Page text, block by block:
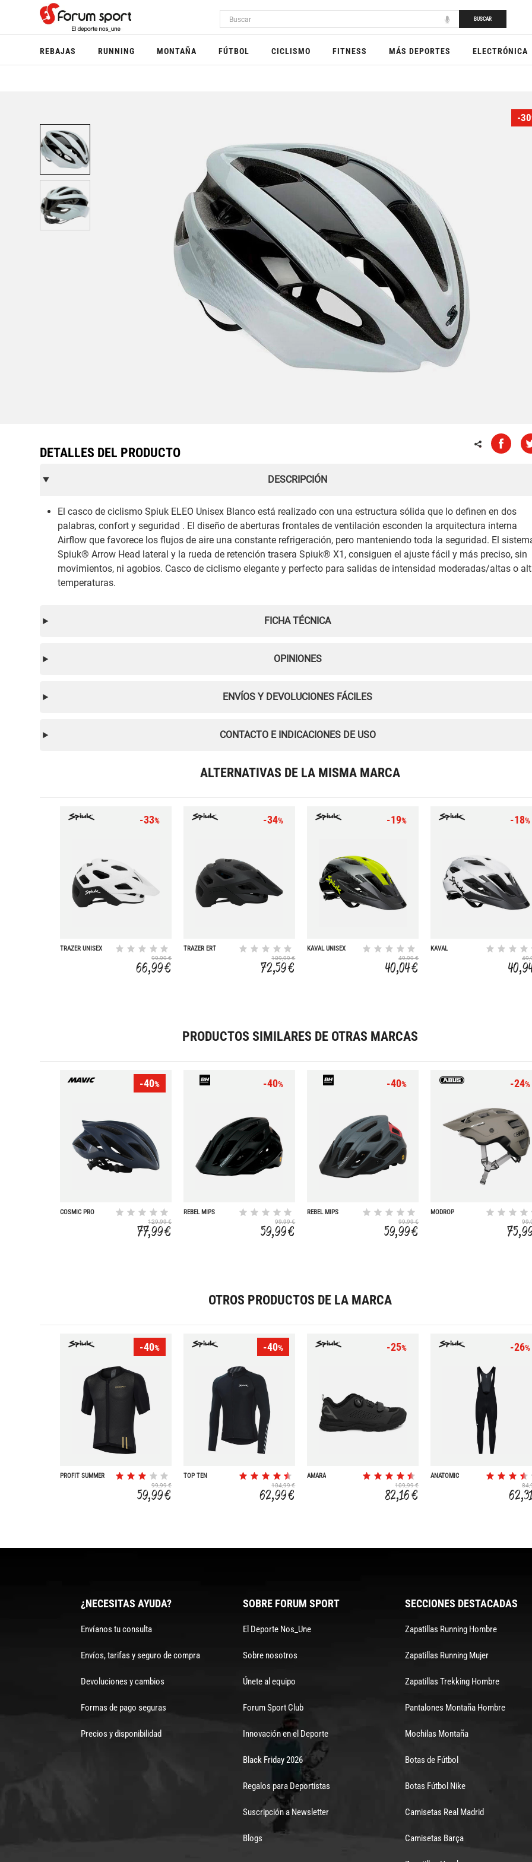
BUSCAR
REBAJAS RUNNING MONTAÑA FÚTBOL CICLISMO FITNESS MÁS DEPORTES ELECTRÓNICA
-30
DETALLES DEL PRODUCTO
DESCRIPCIÓN
El casco de ciclismo Spiuk ELEO Unisex Blanco está realizado con una estructura sólida que lo definen en dos
palabras, confort y seguridad . El diseño de aberturas frontales de ventilación esconden la arquitectura interna
Airflow que favorece los flujos de aire una constante refrigeración, pero manteniendo toda la seguridad. El
Spiuk® Arrow Head lateral y la rueda de retención trasera Spiuk® X1, consiguen el ajuste fácil y más preciso, sin
movimientos, ni agobios. Casco de ciclismo elegante y perfecto para salidas de intensidad moderadas/altas o
temperaturas.
FICHA TÉCNICA
OPINIONES
ENVÍOS Y DEVOLUCIONES FÁCILES
CONTACTO E INDICACIONES DE USO
ALTERNATIVAS DE LA MISMA MARCA
-33%
TRAZER UNISEX
99,99 €
66,99 €
-34%
TRAZER ERT
109,99 €
72,59 €
-19%
KAVAL UNISEX
49,99 €
40,04 €
-18%
KAVAL
PRODUCTOS SIMILARES DE OTRAS MARCAS
-40%
COSMIC PRO
129,99 €
77,99 €
-40%
REBEL MIPS
99,99 €
59,99 €
-40%
REBEL MIPS
99,99 €
59,99 €
-24%
MODROP
OTROS PRODUCTOS DE LA MARCA
-40%
PROFIT SUMMER
99,99 €
59,99 €
-40%
TOP TEN
104,99 €
62,99 €
-25%
AMARA
109,99 €
82,16 €
-26%
ANATOMIC
¿NECESITAS AYUDA?
Envíanos tu consulta
Envíos, tarifas y seguro de compra
Devoluciones y cambios
Formas de pago seguras
Precios y disponibilidad
SOBRE FORUM SPORT
El Deporte Nos_Une
Sobre nosotros
Únete al equipo
Forum Sport Club
Innovación en el Deporte
Black Friday 2026
Regalos para Deportistas
Suscripción a Newsletter
Blogs
SECCIONES DESTACADAS
Zapatillas Running Hombre
Zapatillas Running Mujer
Zapatillas Trekking Hombre
Pantalones Montaña Hombre
Mochilas Montaña
Botas de Fútbol
Botas Fútbol Nike
Camisetas Real Madrid
Camisetas Barça